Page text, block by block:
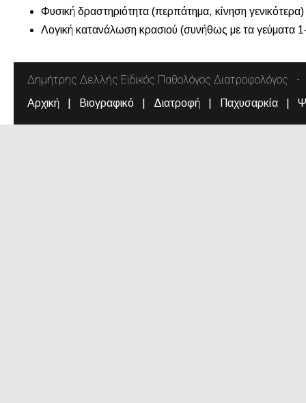
Φυσική δραστηριότητα (περπάτημα, κίνηση
Λογική κατανάλωση κρασιού (συνήθως με τα γεύματα
Δημήτρης Δελλής Ειδικός Παθολόγος Διατροφολόγος
Αρχική Βιογραφικό Διατροφή Παχυσαρκία